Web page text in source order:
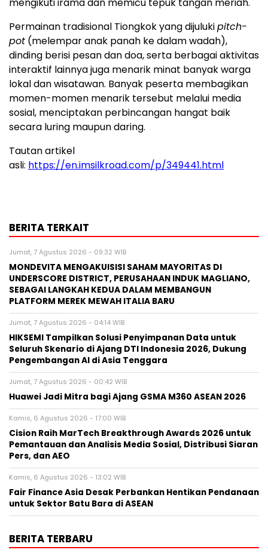
Permainan tradisional Tiongkok yang dijulukipitch-
pot (melempar anak panah ke dalam wadah),
dinding berisi pesan dan doa, serta berbagai aktivitas
interaktif lainnya juga menarik minat banyak warga
lokal dan wisatawan. Banyak peserta membagikan
momen-momen menarik tersebut melalui media
sosial, menciptakan perbincangan hangat baik
secara luring maupun daring.
Tautan artikel
asli: https://en.imsilkroad.com/p/349441.html
BERITA TERKAIT
Jumat, 7 Agustus 2026 - 09:32 WIB
MONDEVITA MENGAKUISISI SAHAM MAYORITAS DI
UNDERSCORE DISTRICT, PERUSAHAAN INDUK MAGLIANO,
SEBAGAI LANGKAH KEDUA DALAM MEMBANGUN
PLATFORM MEREK MEWAH ITALIA BARU
Jumat, 7 Agustus 2026 - 04:14 WIB
HIKSEMI Tampilkan Solusi Penyimpanan Data untuk
Seluruh Skenario di Ajang DTI Indonesia 2026, Dukung
Pengembangan AI di Asia Tenggara
Jumat, 7 Agustus 2026 - 00:42 WIB
Huawei Jadi Mitra bagi Ajang GSMA M360 ASEAN 2026
Kamis, 6 Agustus 2026 - 17:00 WIB
Cision Raih MarTech Breakthrough Awards 2026 untuk
Pemantauan dan Analisis Media Sosial, Distribusi Siaran
Pers, dan AEO
Kamis, 6 Agustus 2026 - 13:02 WIB
Fair Finance Asia Desak Perbankan Hentikan Pendanaan
untuk Sektor Batu Bara di ASEAN
BERITA TERBARU